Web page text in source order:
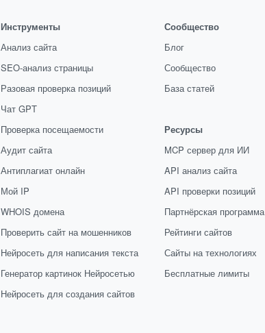
Инструменты
Анализ сайта
SEO-анализ страницы
Разовая проверка позиций
Чат GPT
Проверка посещаемости
Аудит сайта
Антиплагиат онлайн
Мой IP
WHOIS домена
Проверить сайт на мошенников
Нейросеть для написания текста
Генератор картинок Нейросетью
Нейросеть для создания сайтов
Сообщество
Блог
Сообщество
База статей
Ресурсы
MCP сервер для ИИ
API анализ сайта
API проверки позиций
Партнёрская программа
Рейтинги сайтов
Сайты на технологиях
Бесплатные лимиты